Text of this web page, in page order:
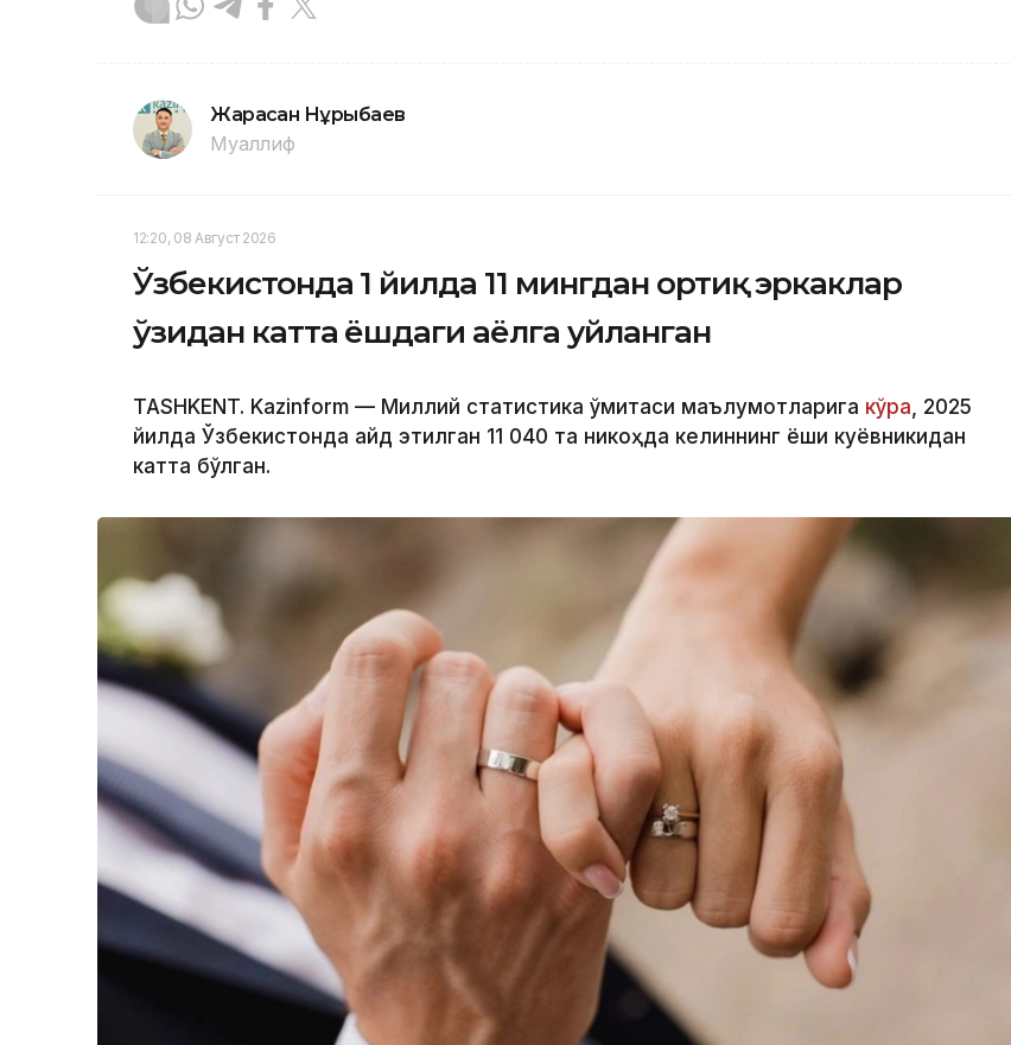
Жарасқан Нұрыбаев
Муаллиф
12:20, 08 Август 2026
Ўзбекистонда 1 йилда 11 мингдан ортиқ эркаклар
ўзидан катта ёшдаги аёлга уйланган
TASHKENT. Kazinform — Миллий статистика қўмитаси маълумотларига кўра , 2025
йилда Ўзбекистонда қайд этилган 11 040 та никоҳда келиннинг ёши куёвникидан
катта бўлган.